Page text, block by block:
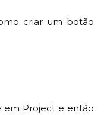
criar um botão
em Project e então